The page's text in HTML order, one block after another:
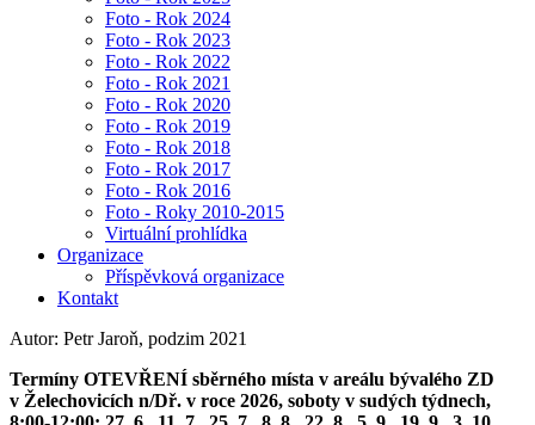
Foto - Rok 2024
Foto - Rok 2023
Foto - Rok 2022
Foto - Rok 2021
Foto - Rok 2020
Foto - Rok 2019
Foto - Rok 2018
Foto - Rok 2017
Foto - Rok 2016
Foto - Roky 2010-2015
Virtuální prohlídka
Organizace
Příspěvková organizace
Kontakt
Autor: Petr Jaroň, podzim 2021
Termíny OTEVŘENÍ sběrného místa v areálu bývalého ZD
v Želechovicích n/Dř. v roce 2026, soboty v sudých týdnech,